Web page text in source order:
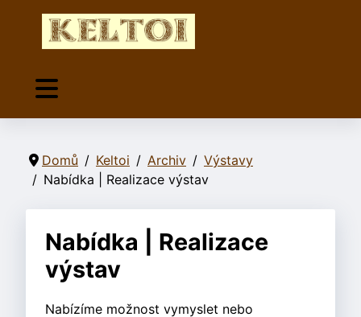
Domů Keltoi Archiv
Výstavy
Nabídka | Realizace výstav
Nabídka | Realizace
výstav
Nabízíme možnost vymyslet nebo